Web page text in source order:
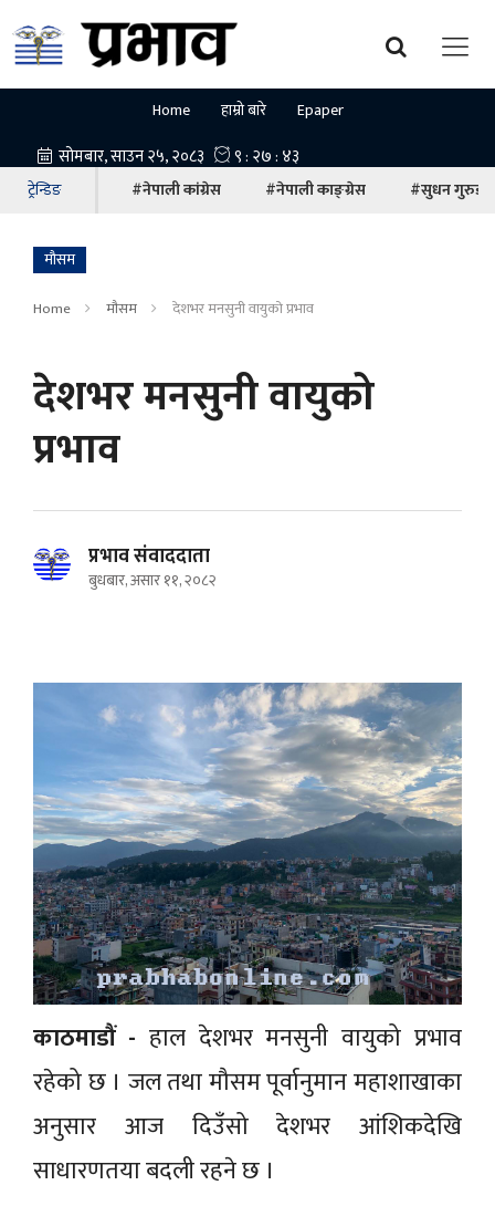
Home हाम्रो बारे Epaper
ट्रेन्डिङ #नेपाली कांग्रेस #नेपाली काङ्ग्रेस #सुधन गुरुङ
माैसम
Home माैसम देशभर मनसुनी वायुको प्रभाव
देशभर मनसुनी वायुको
प्रभाव
प्रभाव संवाददाता
बुधबार, असार ११, २०८२
काठमाडौं - हाल देशभर मनसुनी वायुको प्रभाव
रहेको छ । जल तथा मौसम पूर्वानुमान महाशाखाका
अनुसार आज दिउँसो देशभर आंशिकदेखि
साधारणतया बदली रहने छ ।